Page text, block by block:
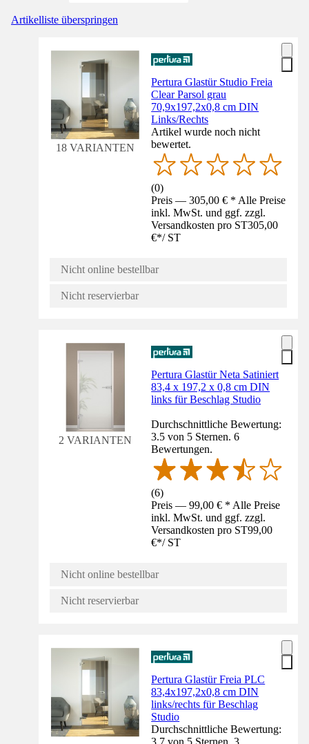
Artikelliste überspringen
18 VARIANTEN
Pertura Glastür Studio Freia
Clear Parsol grau
70,9x197,2x0,8 cm DIN
Links/Rechts
Artikel wurde noch nicht
bewertet.
(0)
Preis — 305,00 € * Alle Preise
inkl. MwSt. und ggf. zzgl.
Versandkosten pro ST305,00
€*/ ST
Nicht online bestellbar
Nicht reservierbar
2 VARIANTEN
Pertura Glastür Neta Satiniert
83,4 x 197,2 x 0,8 cm DIN
links für Beschlag Studio
Durchschnittliche Bewertung:
3.5 von 5 Sternen. 6
Bewertungen.
(6)
Preis — 99,00 € * Alle Preise
inkl. MwSt. und ggf. zzgl.
Versandkosten pro ST99,00
€*/ ST
Nicht online bestellbar
Nicht reservierbar
Pertura Glastür Freia PLC
83,4x197,2x0,8 cm DIN
links/rechts für Beschlag
Studio
Durchschnittliche Bewertung:
3.7 von 5 Sternen. 3